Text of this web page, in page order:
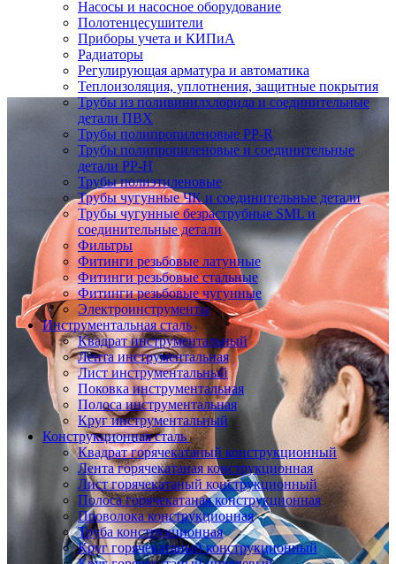
Насосы и насосное оборудование
Полотенцесушители
Приборы учета и КИПиА
Радиаторы
Регулирующая арматура и автоматика
Теплоизоляция, уплотнения, защитные покрытия
Трубы из поливинилхлорида и соединительные
детали ПВХ
Трубы полипропиленовые PP-R
Трубы полипропиленовые и соединительные
детали PP-H
Трубы полиэтиленовые
Трубы чугунные ЧК и соединительные детали
Трубы чугунные безраструбные SML и
соединительные детали
Фильтры
Фитинги резьбовые латунные
Фитинги резьбовые стальные
Фитинги резьбовые чугунные
Электроинструменты
Инструментальная сталь
Квадрат инструментальный
Лента инструментальная
Лист инструментальный
Поковка инструментальная
Полоса инструментальная
Круг инструментальный
Конструкционная сталь
Квадрат горячекатаный конструкционный
Лента горячекатаная конструкционная
Лист горячекатаный конструкционный
Полоса горячекатаная конструкционная
Проволока конструкционная
Труба конструкционная
Круг горячекатаный конструкционный